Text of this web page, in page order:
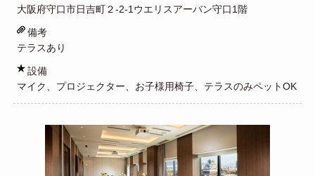
大阪府守口市日吉町２-2-1ウエリスアーバン守口1階
備考
テラスあり
設備
マイク、プロジェクター、お子様用椅子、テラスのみペットOK